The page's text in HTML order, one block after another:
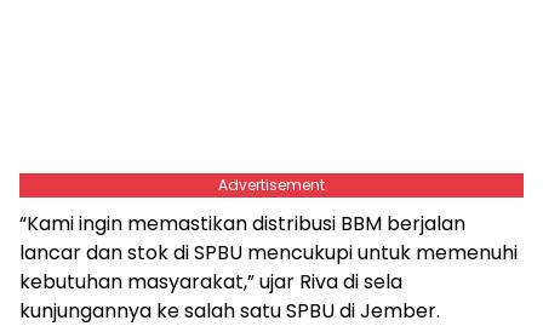
Advertisement
“Kami ingin memastikan distribusi BBM berjalan
lancar dan stok di SPBU mencukupi untuk memenuhi
kebutuhan masyarakat,” ujar Riva di sela
kunjungannya ke salah satu SPBU di Jember.